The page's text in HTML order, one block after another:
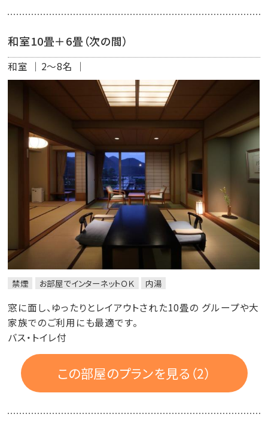
和室10畳＋6畳（次の間）
和室 2～8名
禁煙 お部屋でインターネットＯＫ 内湯
窓に面し、ゆったりとレイアウトされた10畳の グループや大
家族でのご利用にも最適です。
バス・トイレ付
この部屋のプランを見る（2）